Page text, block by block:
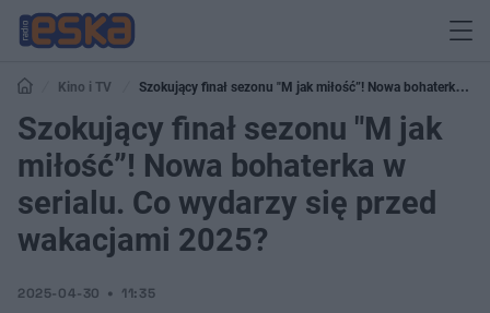
Kino i TV
Szokujący finał sezonu "M jak miłość”! Nowa bohaterka w
serialu. Co wydarzy się przed wakacjami 2025?
Szokujący finał sezonu "M jak
miłość”! Nowa bohaterka w
serialu. Co wydarzy się przed
wakacjami 2025?
2025-04-30 11:35